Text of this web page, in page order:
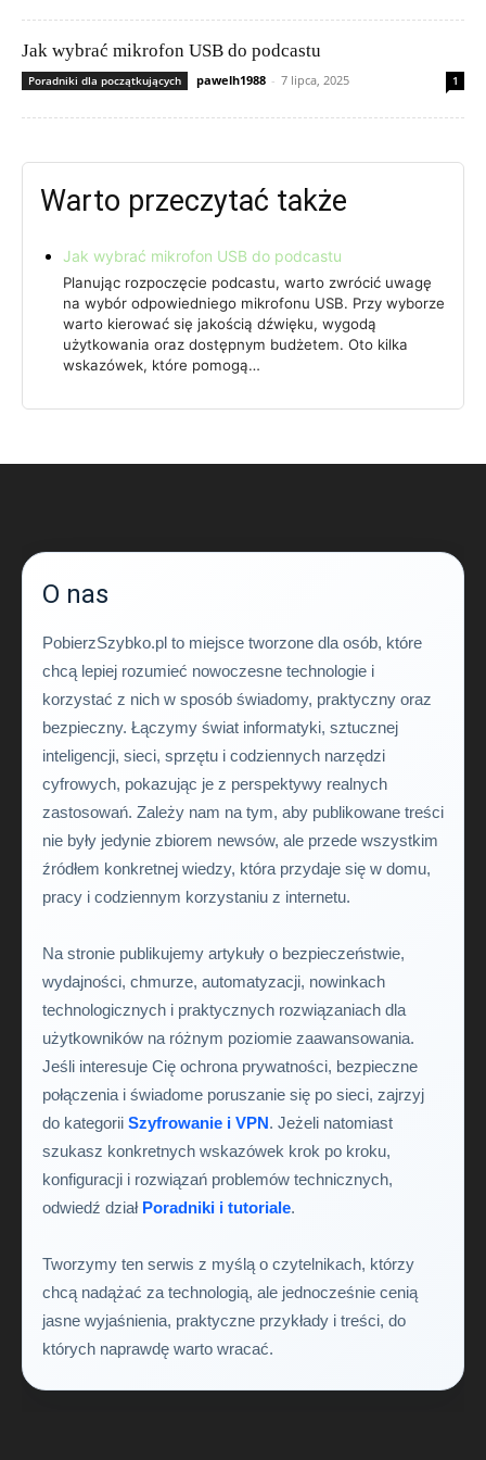
Jak wybrać mikrofon USB do podcastu
Poradniki dla początkujących pawelh1988 - 7 lipca, 2025 1
Warto przeczytać także
Jak wybrać mikrofon USB do podcastu
Planując rozpoczęcie podcastu, warto zwrócić uwagę
na wybór odpowiedniego mikrofonu USB. Przy wyborze
warto kierować się jakością dźwięku, wygodą
użytkowania oraz dostępnym budżetem. Oto kilka
wskazówek, które pomogą…
O nas
PobierzSzybko.pl to miejsce tworzone dla osób, które
chcą lepiej rozumieć nowoczesne technologie i
korzystać z nich w sposób świadomy, praktyczny oraz
bezpieczny. Łączymy świat informatyki, sztucznej
inteligencji, sieci, sprzętu i codziennych narzędzi
cyfrowych, pokazując je z perspektywy realnych
zastosowań. Zależy nam na tym, aby publikowane treści
nie były jedynie zbiorem newsów, ale przede wszystkim
źródłem konkretnej wiedzy, która przydaje się w domu,
pracy i codziennym korzystaniu z internetu.
Na stronie publikujemy artykuły o bezpieczeństwie,
wydajności, chmurze, automatyzacji, nowinkach
technologicznych i praktycznych rozwiązaniach dla
użytkowników na różnym poziomie zaawansowania.
Jeśli interesuje Cię ochrona prywatności, bezpieczne
połączenia i świadome poruszanie się po sieci, zajrzyj
do kategorii Szyfrowanie i VPN. Jeżeli natomiast
szukasz konkretnych wskazówek krok po kroku,
konfiguracji i rozwiązań problemów technicznych,
odwiedź dział Poradniki i tutoriale.
Tworzymy ten serwis z myślą o czytelnikach, którzy
chcą nadążać za technologią, ale jednocześnie cenią
jasne wyjaśnienia, praktyczne przykłady i treści, do
których naprawdę warto wracać.